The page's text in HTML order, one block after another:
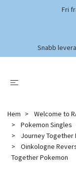
Fri
Snabb
Hem Welcome to
Pokemon Singles
Journey Together
Oinkologne
Together Pokemon